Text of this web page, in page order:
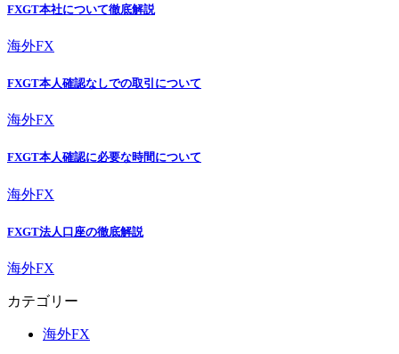
FXGT本社について徹底解説
海外FX
FXGT本人確認なしでの取引について
海外FX
FXGT本人確認に必要な時間について
海外FX
FXGT法人口座の徹底解説
海外FX
カテゴリー
海外FX